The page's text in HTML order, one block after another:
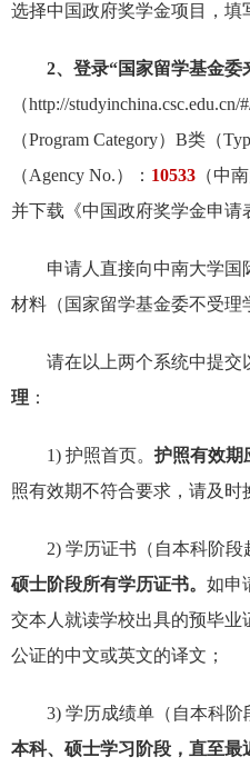
选择中国政府奖学金项目，填
2、登录“国家留学基金
（http://studyinchina.csc.edu.cn/
（Program Category）B类（
（Agency No.）： 10533 （中
并下载《中国政府奖学金申请
申请人直接向中南大学
材料（国家留学基金委不受理
请在以上两个系统中提交
理 ：
1) 护照首页。 护照有效期
照有效期不符合要求，请及时
2) 学历证书（自本科阶段
硕士阶段所有学历证书。 如申
交本人就读学校出具的预毕
公证的中文或英文的译文；
3) 学历成绩单（自本科阶
本科、硕士学习阶段，直至最